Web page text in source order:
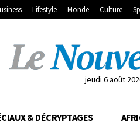
Lifestyle Monde Culture
jeudi 6 août
& DÉCRYPTAGES